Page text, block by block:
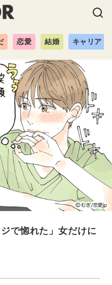
恋愛 結婚 キャリア
で惚れた」女だけに